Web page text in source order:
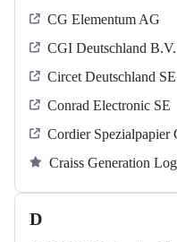
CG Elementum AG
CGI Deutschland
Circet Deutschland SE
Conrad Electronic SE
Cordier Spezialpapier
Craiss Generation
D